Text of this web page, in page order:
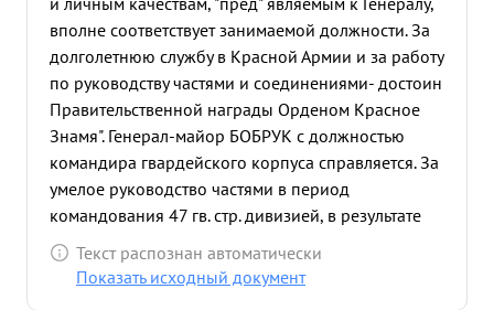
вполне соответствует занимаемой должности. За
долголетнюю службу в Красной Армии и за работу
по руководству частями и соединениями- достоин
Правительственной награды Орденом Красное
Знамя". Генерал-майор БОБРУК с должностью
командира гвардейского корпуса справляется. За
умелое руководство частями в период
командования 47 гв. стр. дивизией, в результате
чего дивизия нанесла большие потери в живой
силе и технике противника - тов. БОБРУК
Текст распознан автоматически
Показать исходный документ